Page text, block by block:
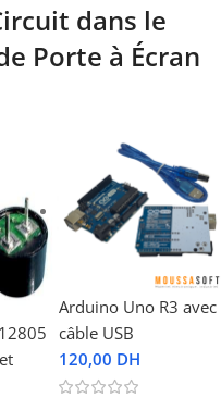
dans le
Porte à Écran
Arduino Uno R3 avec
câble USB
120,00 DH